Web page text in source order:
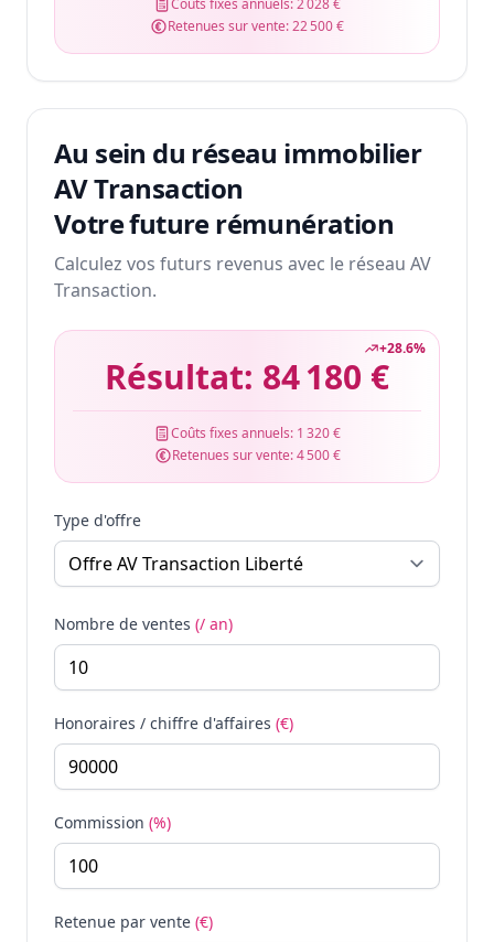
Coûts fixes annuels:2 028 €
Retenues sur vente:22 500 €
Au sein du réseau immobilier
AV Transaction
Votre future rémunération
Calculez vos futurs revenus avec le réseau AV
Transaction.
+28.6%
Résultat: 84 180 €
Coûts fixes annuels: 1 320 €
Retenues sur vente:4 500 €
Type d'offre
Nombre de ventes (/ an)
Honoraires / chiffre d'affaires (€)
Commission (%)
Retenue par vente (€)